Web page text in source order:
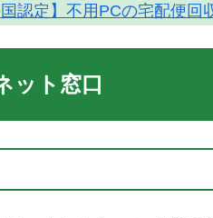
国認定】不用PCの宅配便回
ット窓口